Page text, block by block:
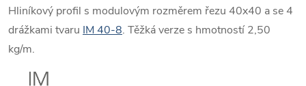
Hliníkový profil s modulovým rozměrem řezu 40x40 a se 4
drážkami tvaru IM 40-8. Těžká verze s hmotností 2,50
kg/m.